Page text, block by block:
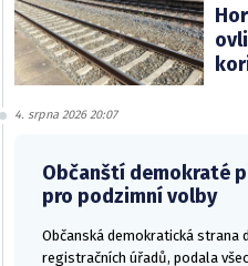
4. srpna 2026 20:07
Občanští demokraté
pro podzimní volby
Občanská demokratická strana
registračních úřadů, podala